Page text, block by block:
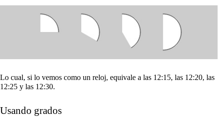
Lo cual, si lo vemos como un reloj, equivale a las 12:15, las 12:20, las
12:25 y las 12:30.
Usando grados